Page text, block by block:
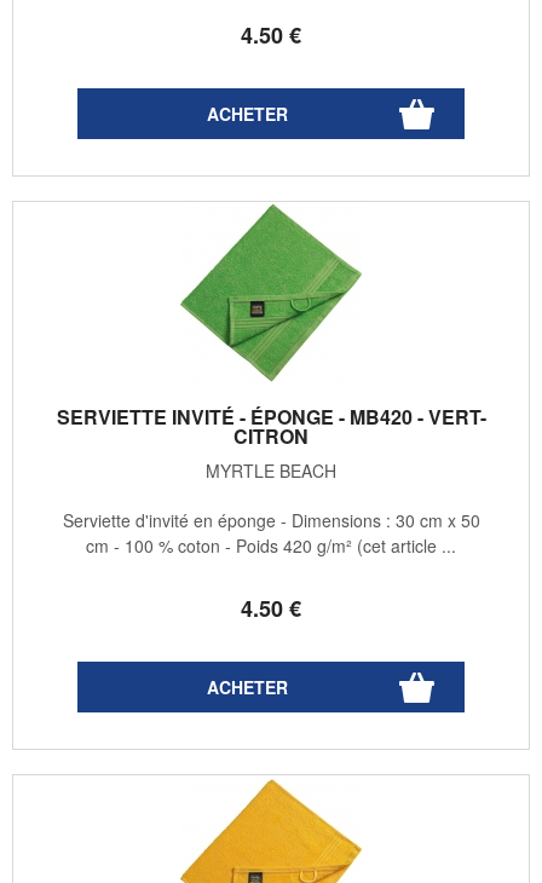
4.50€
SERVIETTE INVITÉ - ÉPONGE - MB420 - VERT-
CITRON
MYRTLE BEACH
4.50€
Serviette d'invité en éponge - Dimensions : 30 cm x 50
cm - 100 % coton - Poids 420 g/m² (cet article ...